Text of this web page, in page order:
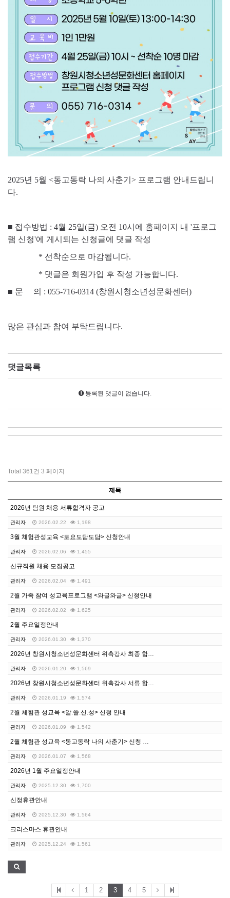
2025년 5월 <동고동락 나의 사춘기> 프로그램 안내드립니
다.
■ 접수방법 : 4월 25일(금) 오전 10시에 홈페이지 내 '프로그
램 신청'에 게시되는 신청글에 댓글 작성
* 선착순으로 마감됩니다.
* 댓글은 회원가입 후 작성 가능합니다.
■ 문 의 : 055-716-0314 (창원시청소년성문화센터)
많은 관심과 참여 부탁드립니다.
댓글목록
등록된 댓글이 없습니다.
Total 361건 3 페이지
제목
2026년 팀원 채용 서류합격자 공고
관리자 2026.02.22 1,198
3월 체험관성교육 <토요도담도담> 신청안내
관리자 2026.02.06 1,455
신규직원 채용 모집공고
관리자 2026.02.04 1,491
2월 가족 참여 성교육프로그램 <와글와글> 신청안내
관리자 2026.02.02 1,625
2월 주요일정안내
관리자 2026.01.30 1,370
2026년 창원시청소년성문화센터 위촉강사 최종 합격자 …
관리자 2026.01.20 1,569
2026년 창원시청소년성문화센터 위촉강사 서류 합격자 …
관리자 2026.01.19 1,574
2월 체험관 성교육 <알.쓸.신.성> 신청 안내
관리자 2026.01.09 1,542
2월 체험관 성교육 <동고동락 나의 사춘기> 신청 안내
관리자 2026.01.07 1,568
2026년 1월 주요일정안내
관리자 2025.12.30 1,700
신정휴관안내
관리자 2025.12.30 1,564
크리스마스 휴관안내
관리자 2025.12.24 1,561
1 2 3 4 5